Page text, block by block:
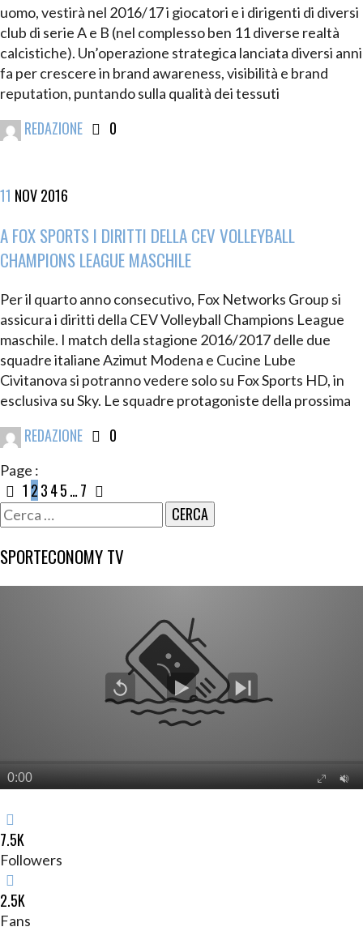
uomo, vestirà nel 2016/17 i giocatori e i dirigenti di diversi
club di serie A e B (nel complesso ben 11 diverse realtà
calcistiche). Un’operazione strategica lanciata diversi anni
fa per crescere in brand awareness, visibilità e brand
reputation, puntando sulla qualità dei tessuti
REDAZIONE 0
11 NOV2016
A FOX SPORTS I DIRITTI DELLA CEV VOLLEYBALL
CHAMPIONS LEAGUE MASCHILE
Per il quarto anno consecutivo, Fox Networks Group si
assicura i diritti della CEV Volleyball Champions League
maschile. I match della stagione 2016/2017 delle due
squadre italiane Azimut Modena e Cucine Lube
Civitanova si potranno vedere solo su Fox Sports HD, in
esclusiva su Sky. Le squadre protagoniste della prossima
REDAZIONE 0
Page :
1 2345…7
Ricerca
per:
SPORTECONOMY TV
7.5K
Followers
2.5K
Fans